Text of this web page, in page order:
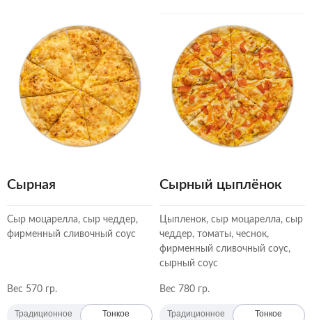
Сырная
Сыр моцарелла, сыр чеддер,
фирменный сливочный соус
Вес 570 гр.
Традиционное Тонкое
Сырный цыплёнок
Цыпленок, сыр моцарелла, сыр
чеддер, томаты, чеснок,
фирменный сливочный соус,
сырный соус
Вес 780 гр.
Традиционное Тонкое